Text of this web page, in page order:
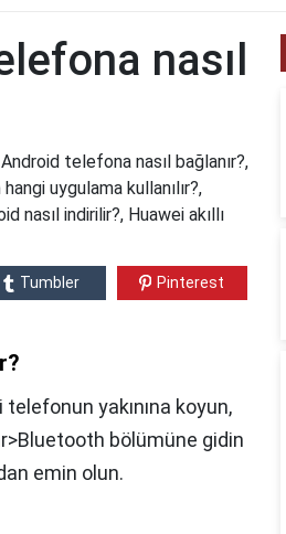
nasıl
telefona nasıl bağlanır?,
uygulama kullanılır?,
nasıl indirilir?, Huawei akıllı
Tumbler Pinterest
yakınına koyun,
bölümüne gidin
emin olun.